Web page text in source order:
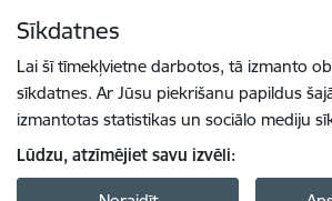
Sīkdatnes
Lai šī tīmekļvietne darbotos, tā izmanto
sīkdatnes. Ar Jūsu piekrišanu papildus
izmantotas statistikas un sociālo mediju
Lūdzu, atzīmējiet savu izvēli: